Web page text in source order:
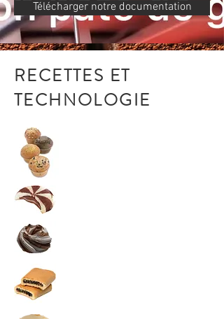
Télécharger notre documentation
RECETTES ET
TECHNOLOGIE